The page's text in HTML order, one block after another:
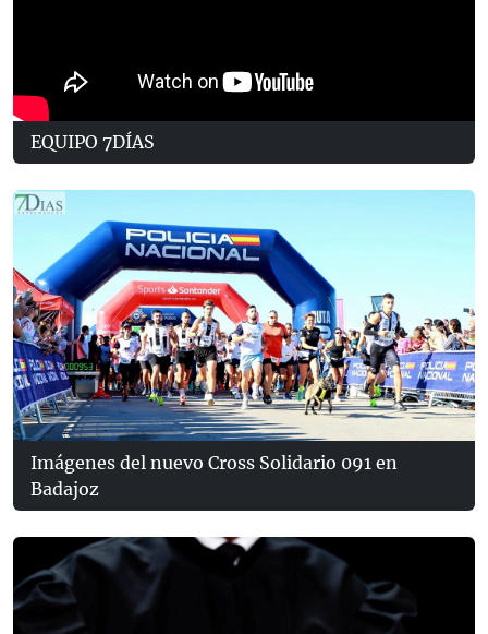
EQUIPO 7DÍAS
Imágenes del nuevo Cross Solidario 091 en
Badajoz